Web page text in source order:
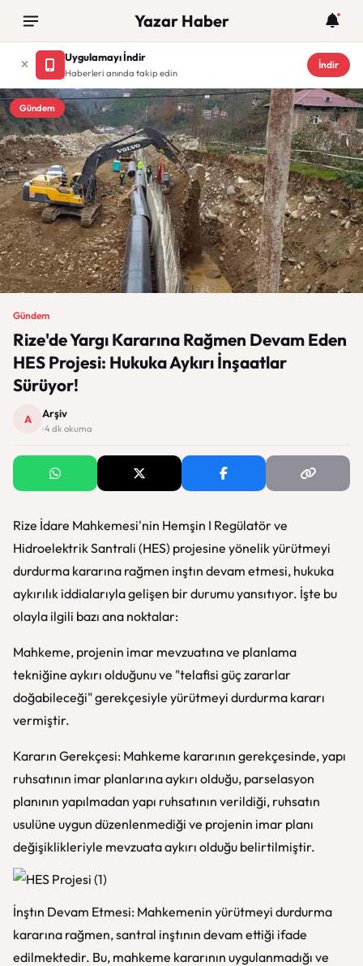
Yazar Haber
Uygulamayı İndir
Haberleri anında takip edin
İndir
Gündem
Gündem
Rize'de Yargı Kararına Rağmen Devam Eden
HES Projesi: Hukuka Aykırı İnşaatlar
Sürüyor!
A Arşiv
· 4 dk okuma
Rize İdare Mahkemesi'nin Hemşin I Regülatör ve
Hidroelektrik Santrali (HES) projesine yönelik yürütmeyi
durdurma kararına rağmen inştın devam etmesi, hukuka
aykırılık iddialarıyla gelişen bir durumu yansıtıyor. İşte bu
olayla ilgili bazı ana noktalar:
Mahkeme, projenin imar mevzuatına ve planlama
tekniğine aykırı olduğunu ve "telafisi güç zararlar
doğabileceği" gerekçesiyle yürütmeyi durdurma kararı
vermiştir.
Kararın Gerekçesi: Mahkeme kararının gerekçesinde, yapı
ruhsatının imar planlarına aykırı olduğu, parselasyon
planının yapılmadan yapı ruhsatının verildiği, ruhsatın
usulüne uygun düzenlenmediği ve projenin imar planı
değişiklikleriyle mevzuata aykırı olduğu belirtilmiştir.
İnştın Devam Etmesi: Mahkemenin yürütmeyi durdurma
kararına rağmen, santral inştının devam ettiği ifade
edilmektedir. Bu, mahkeme kararının uygulanmadığı ve